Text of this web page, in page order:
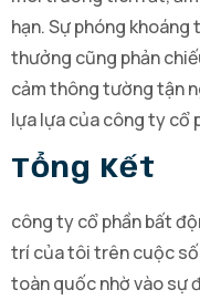
hạn. Sự phóng
thưởng cũng phản
cảm thông tường tận
lựa lựa của công ty cổ
Tổng Kết
công ty cổ phần bất
trí của tôi trên cuộc
toàn quốc nhờ vào sự